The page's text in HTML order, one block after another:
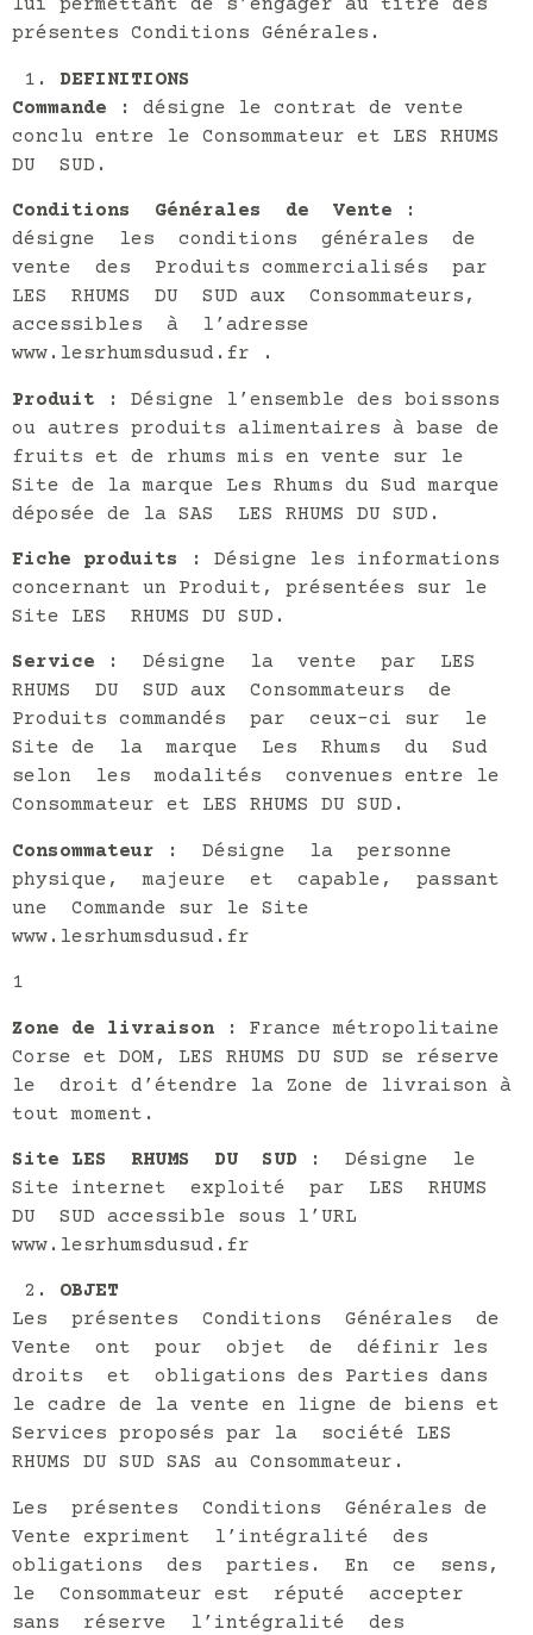
lui permettant de s’engager au titre des
présentes Conditions Générales.
DEFINITIONS
Commande
: désigne le contrat de vente
conclu entre le Consommateur et LES RHUMS
DU SUD.
Conditions Générales de Vente
:
désigne les conditions générales de
vente des Produits commercialisés par
LES RHUMS DU SUD aux Consommateurs,
accessibles à l’adresse
www.lesrhumsdusud.fr .
Produit
: Désigne l’ensemble des boissons
ou autres produits alimentaires à base de
fruits et de rhums mis en vente sur le
Site de la marque Les Rhums du Sud marque
déposée de la SAS LES RHUMS DU SUD.
Fiche produits
: Désigne les informations
concernant un Produit, présentées sur le
Site LES RHUMS DU SUD.
Service
: Désigne la vente par LES
RHUMS DU SUD aux Consommateurs de
Produits commandés par ceux-ci sur le
Site de la marque Les Rhums du Sud
selon les modalités convenues entre le
Consommateur et LES RHUMS DU SUD.
Consommateur
: Désigne la personne
physique, majeure et capable, passant
une Commande sur le Site
www.lesrhumsdusud.fr
1
Zone de livraison
: France métropolitaine
Corse et DOM, LES RHUMS DU SUD se réserve
le droit d’étendre la Zone de livraison à
tout moment.
Site LES RHUMS DU SUD
: Désigne le
Site internet exploité par LES RHUMS
DU SUD accessible sous l’URL
www.lesrhumsdusud.fr
OBJET
Les présentes Conditions Générales de
Vente ont pour objet de définir les
droits et obligations des Parties dans
le cadre de la vente en ligne de biens et
Services proposés par la société LES
RHUMS DU SUD SAS au Consommateur.
Les présentes Conditions Générales de
Vente expriment l’intégralité des
obligations des parties. En ce sens,
le Consommateur est réputé accepter
sans réserve l’intégralité des